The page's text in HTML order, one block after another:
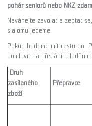
pohár seniorů nebo NKZ
Neváhejte zavolat a zeptat
slalomu jedeme.
Pokud budeme mít cestu do
domluvit na předání u loděnice
Druh
zasílaného
zboží
Přepravce